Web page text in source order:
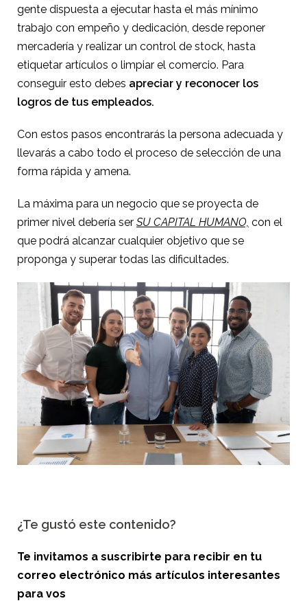
gente dispuesta a ejecutar hasta el más mínimo
trabajo con empeño y dedicación, desde reponer
mercadería y realizar un control de stock, hasta
etiquetar artículos o limpiar el comercio. Para
conseguir esto debes apreciar y reconocer los
logros de tus empleados.
Con estos pasos encontrarás la persona adecuada y
llevarás a cabo todo el proceso de selección de una
forma rápida y amena.
La máxima para un negocio que se proyecta de
primer nivel debería ser SU CAPITAL HUMANO, con el
que podrá alcanzar cualquier objetivo que se
proponga y superar todas las dificultades.
¿Te gustó este contenido?
Te invitamos a suscribirte para recibir en tu
correo electrónico más artículos interesantes
para vos